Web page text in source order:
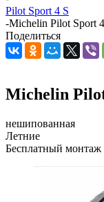
Pilot Sport 4 S
-Michelin Pilot Sport
Поделиться
Michelin
нешипованная
Летние
Бесплатный монтаж